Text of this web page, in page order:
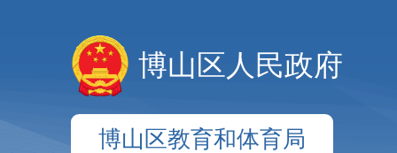
博山区人民政府
博山区教育和体育局